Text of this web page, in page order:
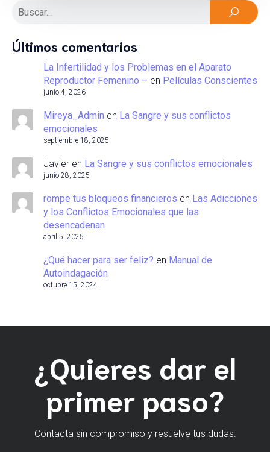
Últimos comentarios
La Infertilidad y los Problemas en el Aparato
Reproductor Femenino – en Películas Conscientes
junio 4, 2026
Mireya_Admin en La Sangre y sus conflictos
emocionales
septiembre 18, 2025
Javier en La Sangre y sus conflictos emocionales
junio 28, 2025
rompe tus bloqueos financieros en Las Adicciones
y los Conflictos Emocionales que las
desencadenan
abril 5, 2025
¿Qué hacer para ser feliz? en Manual de
Autoindagación
octubre 15, 2024
¿Quieres dar el
primer paso?
Contacta sin compromiso y resuelve tus dudas.